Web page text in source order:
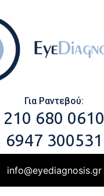
Για Ραντεβού:
210 680 0610
6947 300531
info@eyediagnosis.gr